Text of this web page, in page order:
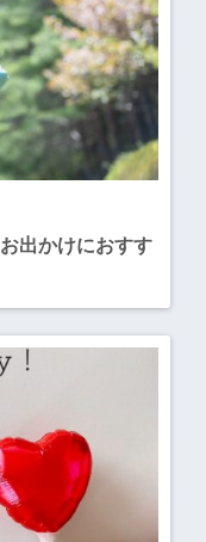
出かけにおすす